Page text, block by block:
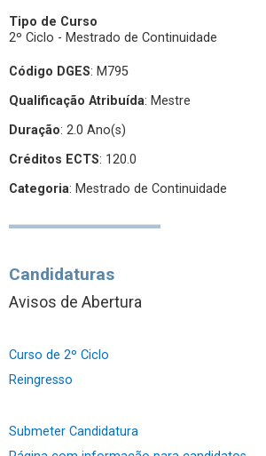
Tipo de Curso
2º Ciclo - Mestrado de Continuidade
Código DGES: M795
Qualificação Atribuída: Mestre
Duração: 2.0 Ano(s)
Créditos ECTS: 120.0
Categoria: Mestrado de Continuidade
Candidaturas
Avisos de Abertura
Curso de 2º Ciclo
Reingresso
Submeter Candidatura